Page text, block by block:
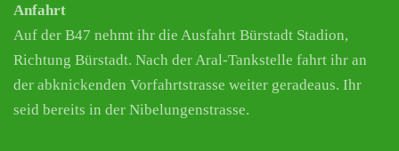
Anfahrt
Auf der B47 nehmt ihr die Ausfahrt Bürstadt Stadion,
Richtung Bürstadt. Nach der Aral-Tankstelle fahrt ihr an
der abknickenden Vorfahrtstrasse weiter geradeaus. Ihr
seid bereits in der Nibelungenstrasse.